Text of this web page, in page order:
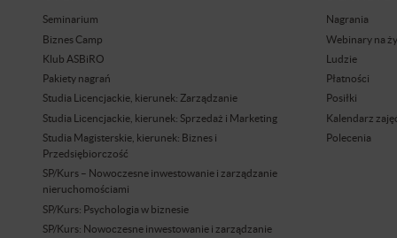
Seminarium
Biznes Camp
Klub ASBiRO
Pakiety nagrań
Studia Licencjackie, kierunek: Zarządzanie
Studia Licencjackie, kierunek: Sprzedaż i Marketing
Studia Magisterskie, kierunek: Biznes i
Przedsiębiorczość
SP/Kurs – Nowoczesne inwestowanie i zarządzanie
nieruchomościami
SP/Kurs: Psychologia w biznesie
SP/Kurs: Nowoczesne inwestowanie i zarządzanie
Nagrania
Webinary na
Ludzie
Płatności
Posiłki
Kalendarz
Polecenia